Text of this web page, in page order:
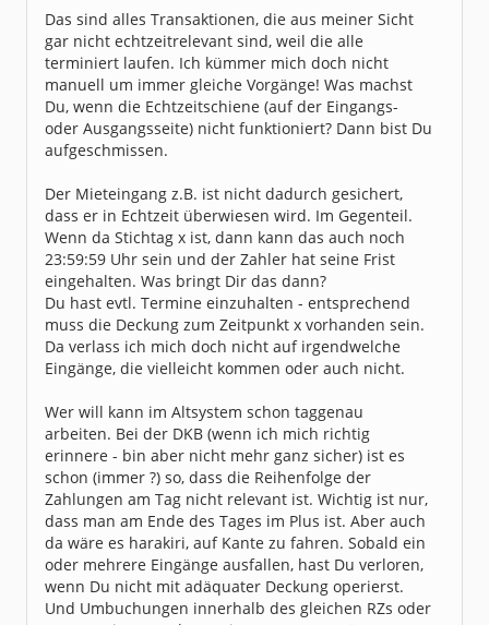
Das sind alles Transaktionen, die aus meiner Sicht
gar nicht echtzeitrelevant sind, weil die alle
terminiert laufen. Ich kümmer mich doch nicht
manuell um immer gleiche Vorgänge! Was machst
Du, wenn die Echtzeitschiene (auf der Eingangs-
oder Ausgangsseite) nicht funktioniert? Dann bist Du
aufgeschmissen.
Der Mieteingang z.B. ist nicht dadurch gesichert,
dass er in Echtzeit überwiesen wird. Im Gegenteil.
Wenn da Stichtag x ist, dann kann das auch noch
23:59:59 Uhr sein und der Zahler hat seine Frist
eingehalten. Was bringt Dir das dann?
Du hast evtl. Termine einzuhalten - entsprechend
muss die Deckung zum Zeitpunkt x vorhanden sein.
Da verlass ich mich doch nicht auf irgendwelche
Eingänge, die vielleicht kommen oder auch nicht.
Wer will kann im Altsystem schon taggenau
arbeiten. Bei der DKB (wenn ich mich richtig
erinnere - bin aber nicht mehr ganz sicher) ist es
schon (immer ?) so, dass die Reihenfolge der
Zahlungen am Tag nicht relevant ist. Wichtig ist nur,
dass man am Ende des Tages im Plus ist. Aber auch
da wäre es harakiri, auf Kante zu fahren. Sobald ein
oder mehrere Eingänge ausfallen, hast Du verloren,
wenn Du nicht mit adäquater Deckung operierst.
Und Umbuchungen innerhalb des gleichen RZs oder